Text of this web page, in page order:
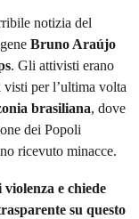
notizia del
Bruno Araújo
. Gli attivisti erano
visti per l’ultima volta
brasiliana, dove
dei Popoli
ricevuto minacce.
e chiede
su questo